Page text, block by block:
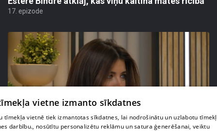
17. epizode
vietne izmanto sīkdatnes
tīmekļa vietnē tiek izmantotas sīkdatnes, lai nodrošinātu un uzlabotu
darbību., nosūtītu personalizētu reklāmu un satura ģenerēšanai, veiktu